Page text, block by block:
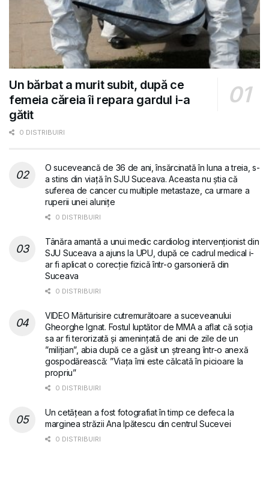
Un bărbat a murit subit, după ce
femeia căreia îi repara gardul i-a
gătit
0 DISTRIBUIRI
O suceveancă de 36 de ani, însărcinată în luna a treia, s-
a stins din viață în SJU Suceava. Aceasta nu știa că
suferea de cancer cu multiple metastaze, ca urmare a
ruperii unei alunițe
0 DISTRIBUIRI
Tânăra amantă a unui medic cardiolog intervenționist din
SJU Suceava a ajuns la UPU, după ce cadrul medical i-
ar fi aplicat o corecție fizică într-o garsonieră din
Suceava
0 DISTRIBUIRI
VIDEO Mărturisire cutremurătoare a suceveanului
Gheorghe Ignat. Fostul luptător de MMA a aflat că soția
sa ar fi terorizată și amenințată de ani de zile de un
”milițian”, abia după ce a găsit un ștreang într-o anexă
gospodărească: ”Viața îmi este călcată în picioare la
propriu”
0 DISTRIBUIRI
Un cetățean a fost fotografiat în timp ce defeca la
marginea străzii Ana Ipătescu din centrul Sucevei
0 DISTRIBUIRI